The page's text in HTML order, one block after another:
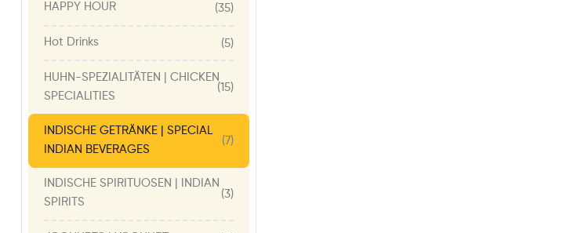
HAPPY HOUR (35)
Hot Drinks (5)
HUHN-SPEZIALITÄTEN | CHICKEN
SPECIALITIES
(15)
INDISCHE GETRÄNKE | SPECIAL
INDIAN BEVERAGES
(7)
INDISCHE SPIRITUOSEN | INDIAN
SPIRITS
(3)